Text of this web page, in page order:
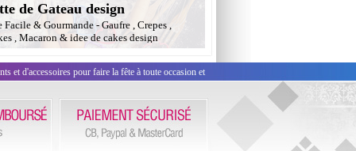
de Gateau design
Facile & Gourmande - Gaufre , Crepes ,
, Macaron & idee de cakes design
et d'accessoires pour faire la fête à toute occasion et